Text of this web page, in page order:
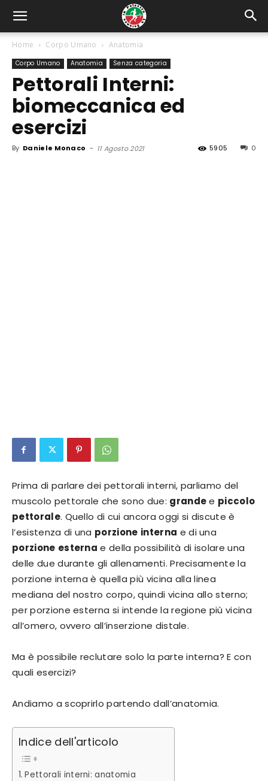
Home Corpo Umano Anatomia
Corpo Umano Anatomia Senza categoria
Pettorali Interni:
biomeccanica ed
esercizi
By Daniele Monaco - 11 Agosto 2021 0
5905
Prima di parlare dei pettorali interni, parliamo del
muscolo pettorale che sono due: grandee piccolo
pettorale. Quello di cui ancora oggi si discute è
l’esistenza di una porzione interna e di una
porzione esterna e della possibilità di isolare una
delle due durante gli allenamenti. Precisamente la
porzione interna è quella più vicina alla linea
mediana del nostro corpo, quindi vicina allo sterno;
per porzione esterna si intende la regione più vicina
all’omero, ovvero all’inserzione distale.
Ma è possibile reclutare solo la parte interna? E con
quali esercizi?
Andiamo a scoprirlo partendo dall’anatomia.
Indice dell'articolo
Pettorali interni: anatomia